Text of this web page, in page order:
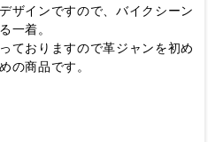
ザインですので、バイクシーン
一着。
ておりますので革ジャンを初め
の商品です。